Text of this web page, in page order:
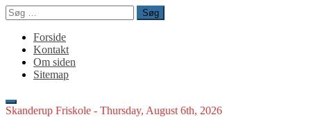
Spring
til
indhold
Søg
efter:
Forside
Kontakt
Om siden
Sitemap
Skanderup Friskole - Thursday, August 6th, 2026